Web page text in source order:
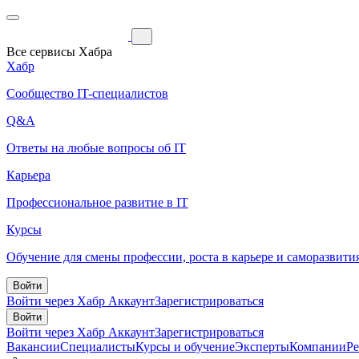
Все сервисы Хабра
Хабр
Сообщество IT-специалистов
Q&A
Ответы на любые вопросы об IT
Карьера
Профессиональное развитие в IT
Курсы
Обучение для смены профессии, роста в карьере и
Войти
Войти через Хабр АккаунтЗарегистрироваться
Войти
Войти через Хабр АккаунтЗарегистрироваться
ВакансииСпециалистыКурсы и обучениеЭкспертыКомпании